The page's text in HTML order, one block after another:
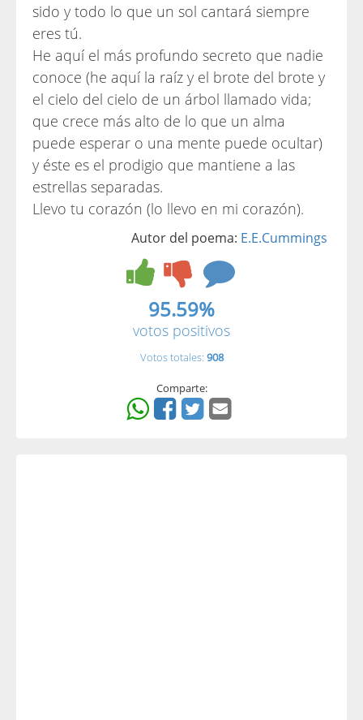
sido y todo lo que un sol cantará siempre
eres tú.
He aquí el más profundo secreto que nadie
conoce (he aquí la raíz y el brote del brote y
el cielo del cielo de un árbol llamado vida;
que crece más alto de lo que un alma
puede esperar o una mente puede ocultar)
y éste es el prodigio que mantiene a las
estrellas separadas.
Llevo tu corazón (lo llevo en mi corazón).
Autor del poema: E.E.Cummings
95.59%
votos positivos
Votos totales: 908
Comparte: